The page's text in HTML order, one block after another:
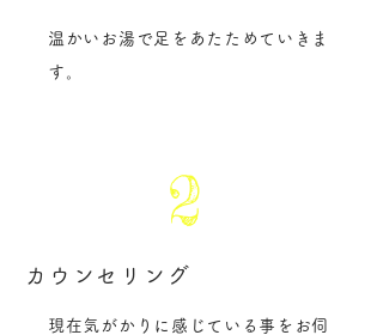
温かいお湯で足をあたためていきま
す。
2
カウンセリング
現在気がかりに感じている事をお伺